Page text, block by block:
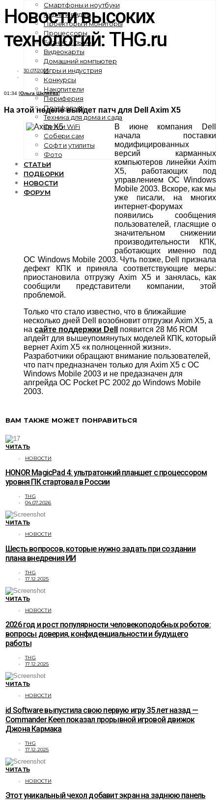
Смартфоны и ноутбуки
Аудио и видео
Проекторы и мониторы
Процессоры
Бизнес и рынок
Видеокарты
Домашний компьютер
Игры и индустрия
Конкурсы
Накопители
Периферия
Платформы
Техника для дома и сада
Сети и WiFi
Собери сам
Софт и утилиты
Фото
СТАТЬИ
ПОДБОРКИ
НОВОСТИ
ФОРУМ
Новости высоких
технологий: THG.ru
30.07.2003
01:34 [Ольга Шкляева]
На этой неделе выйдет патч для Dell Axim X5
В июне компания Dell
начала поставки
модифицированных
версий карманных
компьютеров линейки Axim
X5, работающих под
управлением ОС Windows
Mobile 2003. Вскоре, как мы
уже писали, на многих
интернет-форумах
появились сообщения
пользователей, гласящие о
значительном снижении
производительности КПК,
работающих именно под
ОС Windows Mobile 2003. Чуть позже, Dell признала
дефект КПК и приняла соответствующие меры:
приостановила отгрузку Axim X5 и занялась, как
сообщили представители компании, этой
проблемой.
Только что стало известно, что в ближайшие
несколько дней Dell возобновит отгрузки Axim X5, а
на сайте поддержки Dell
появится 28 Мб ROM
апдейт для вышеупомянутых моделей КПК, который
вернет Axim X5 «к полноценной жизни».
Разработчики обращают внимание пользователей,
что патч предназначен только для Axim X5 с ОС
Windows Mobile 2003 и не предазначен для
апгрейда ОС Pocket PC 2002 до Windows Mobile
2003.
ВАМ ТАКЖЕ МОЖЕТ ПОНРАВИТЬСЯ
ЧИТАТЬ
НОВОСТИ
HONOR MagicPad 4: ультратонкий планшет с процессором
уровня ПК стартовал в России
THG
04.07.2026
ЧИТАТЬ
НОВОСТИ
Шесть вопросов, которые нужно задать при создании
плана внедрения ИИ
THG
17.12.2025
ЧИТАТЬ
НОВОСТИ
2026 год и рост популярности человекоподобных роботов:
вопросы доверия, конфиденциальности и будущего
работы
THG
17.12.2025
ЧИТАТЬ
НОВОСТИ
id Software выпустила свою первую игру 35 лет назад —
Commander Keen показал прорывной игровой движок
Джона Кармака
THG
17.12.2025
ЧИТАТЬ
НОВОСТИ
Этот уникальный чехол добавит экран на заднюю панель